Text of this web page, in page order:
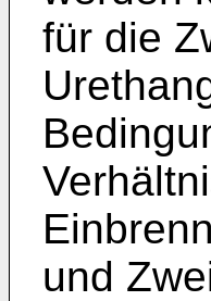
für die
und